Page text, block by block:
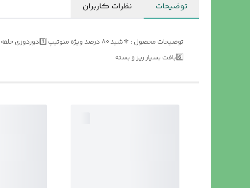
توضیحات نظرات کاربران
6️⃣بافت بسیار ریز و بسته